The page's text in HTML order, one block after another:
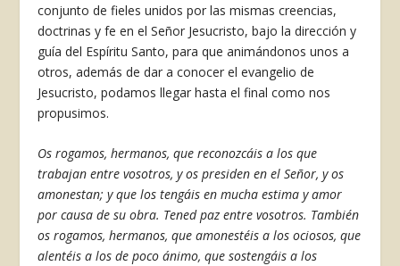
conjunto de fieles unidos por las mismas creencias,
doctrinas y fe en el Señor Jesucristo, bajo la dirección y
guía del Espíritu Santo, para que animándonos unos a
otros, además de dar a conocer el evangelio de
Jesucristo, podamos llegar hasta el final como nos
propusimos.
Os rogamos, hermanos, que reconozcáis a los que
trabajan entre vosotros, y os presiden en el Señor, y os
amonestan; y que los tengáis en mucha estima y amor
por causa de su obra. Tened paz entre vosotros. También
os rogamos, hermanos, que amonestéis a los ociosos, que
alentéis a los de poco ánimo, que sostengáis a los